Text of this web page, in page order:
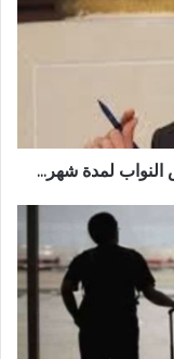
لمدة شهر...